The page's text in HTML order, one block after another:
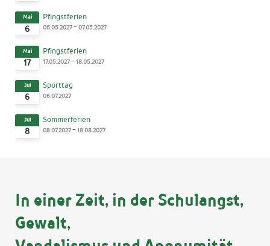
6
Mai Pfingstferien
06.05.2027-07.05.2027
17
Mai Pfingstferien
17.05.2027-18.05.2027
6
Jul Sporttag
06.07.2027
8
Jul Sommerferien
08.07.2027-18.08.2027
In einer Zeit, in der Schulangst,
Gewalt,